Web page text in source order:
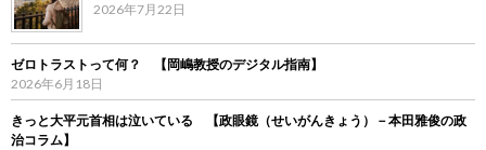
2026年7月22日
ゼロトラストって何？ 【岡嶋教授のデジタル指南】
2026年6月18日
きっと大平元首相は泣いている 【政眼鏡（せいがんきょう）－本田雅俊の政
治コラム】